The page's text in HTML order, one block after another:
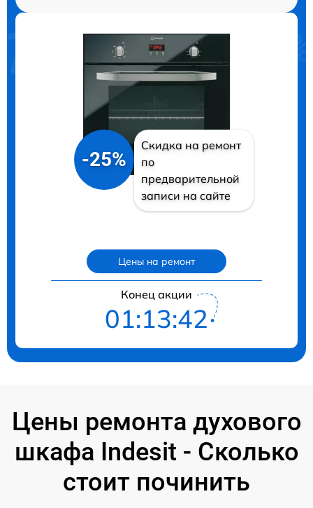
-25%
Скидка на ремонт
по
предварительной
записи на сайте
Цены на ремонт
Конец акции
01:13:40
Цены ремонта духового
шкафа Indesit - Сколько
стоит починить